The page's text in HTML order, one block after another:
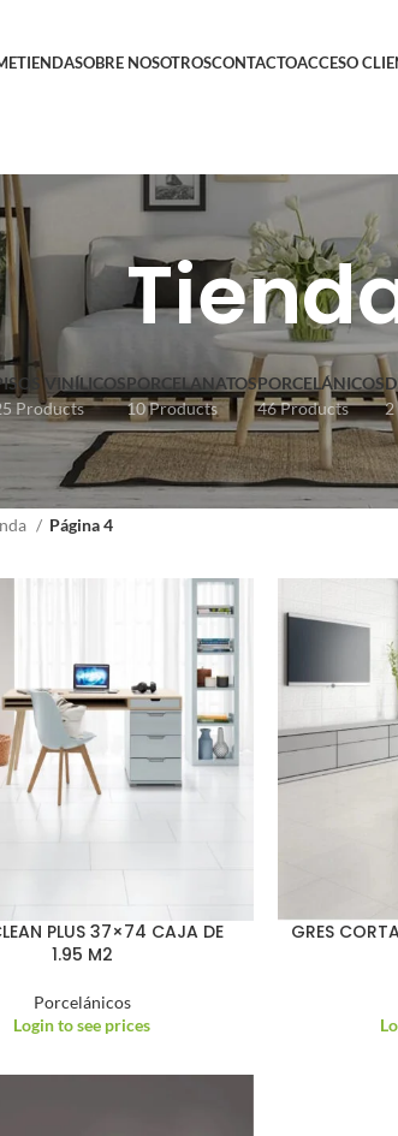
TIENDASOBRE NOSOTROSCONTACTOACCESO
VINÍLICOS
Products
PORCELANATOS
10 Products
PORCELÁNICOS
46 Products
2
Página 4
PLUS 37×74 CAJA DE
1.95 M2
Porcelánicos
Login to see prices
GRES